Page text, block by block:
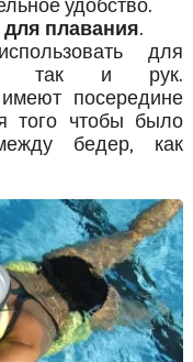
удобство.
плавания.
для
так и рук.
посередине
того чтобы было
бедер, как